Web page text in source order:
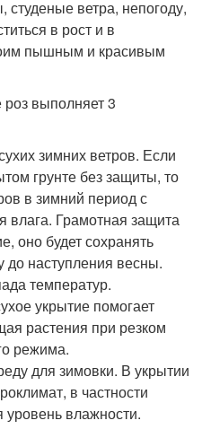
ветра, непогоду,
в рост и в
пышным и красивым
выполняет 3
зимних ветров. Если
грунте без защиты, то
в зимний период с
влага. Грамотная защита
оно будет сохранять
до наступления весны.
температур.
укрытие помогает
растения при резком
режима.
для зимовки. В укрытии
в частности
влажности.